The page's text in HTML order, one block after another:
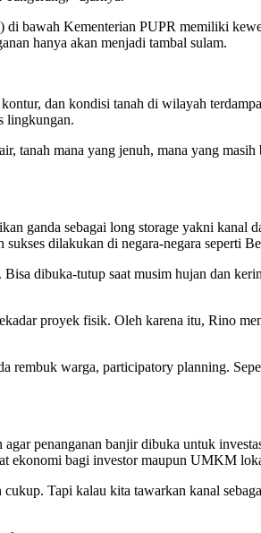
bawah Kementerian PUPR memiliki
hanya akan menjadi tambal sulam.
dan kondisi tanah di wilayah
lingkungan.
tanah mana yang jenuh, mana yang
ganda sebagai long storage yakni kanal
dilakukan di negara-negara seperti
dibuka-tutup saat musim hujan dan
proyek fisik. Oleh karena itu, Rino
rembuk warga, participatory planning.
penanganan banjir dibuka untuk
ekonomi bagi investor maupun UMKM
Tapi kalau kita tawarkan kanal